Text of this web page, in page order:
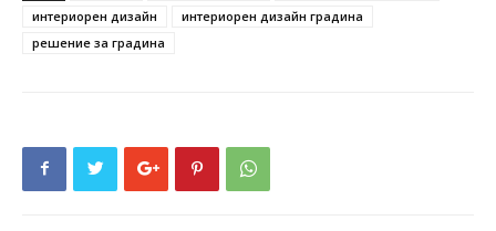
интериорен дизайн
интериорен дизайн градина
решение за градина